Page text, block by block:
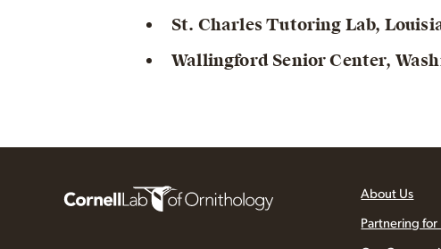
St. Charles Tutoring Lab,
Wallingford Senior Center,
About Us
Partnering